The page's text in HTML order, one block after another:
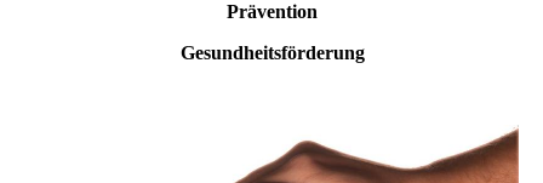
Prävention
Gesundheitsförderung